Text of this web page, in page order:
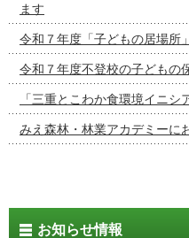
ます
令和７年度「子どもの居場所
令和７年度不登校の子どもの
「三重とこわか食環境イニシ
みえ森林・林業アカデミーに
お知らせ情報